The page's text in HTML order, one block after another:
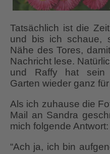
Tatsächlich ist die
und bis ich schaue,
Nähe des Tores,
Nachricht lese.
und Raffy hat sein
Garten wieder ganz
Als ich zuhause die
Mail an Sandra
mich folgende Antwort:
“Ach ja, ich bin